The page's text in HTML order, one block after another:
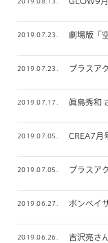
2019.07.23. 劇場版「
2019.07.23. プラスア
2019.07.17. 眞島秀和
2019.07.05. CREA7月
2019.07.05. プラスア
2019.06.27. ボンベイ
2019.06.26. 吉沢亮さ